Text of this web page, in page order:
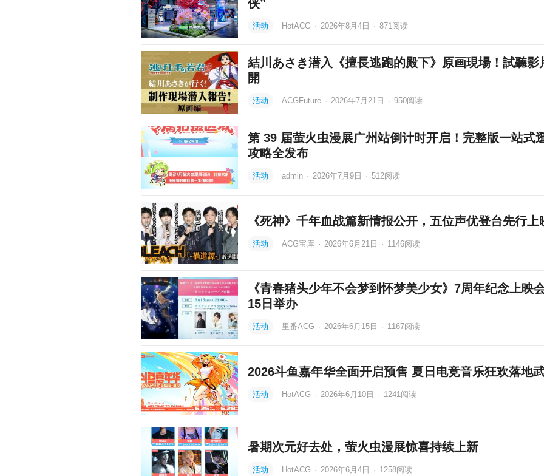
侠”
活动 HotACG · 2026年8月4日 · 871 阅读
結川あさき潜入《擅長逃跑的殿下》原画現場！試聽影
開
活动 ACGFuture · 2026年7月21日 · 950阅读
第 39 届萤火虫漫展广州站倒计时开启！完整版一站式
攻略全发布
活动 admin · 2026年7月9日 · 512阅读
《死神》千年血战篇新情报公开，五位声优登台先行上
活动 ACG宝库 · 2026年6月21日 · 1146阅读
《青春猪头少年不会梦到怀梦美少女》7周年纪念上映
15日举办
活动 里番ACG · 2026年6月15日 · 1167阅读
2026斗鱼嘉年华全面开启预售 夏日电竞音乐狂欢落地
活动 HotACG · 2026年6月10日 · 1241 阅读
暑期次元好去处，萤火虫漫展惊喜持续上新
活动 HotACG · 2026年6月4日 · 1258阅读